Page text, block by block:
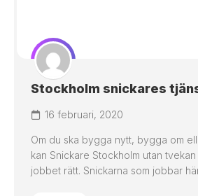
Stockholm snickares
16 februari, 2020
Om du ska bygga nytt, bygga om
kan Snickare Stockholm utan
jobbet rätt. Snickarna som jobbar